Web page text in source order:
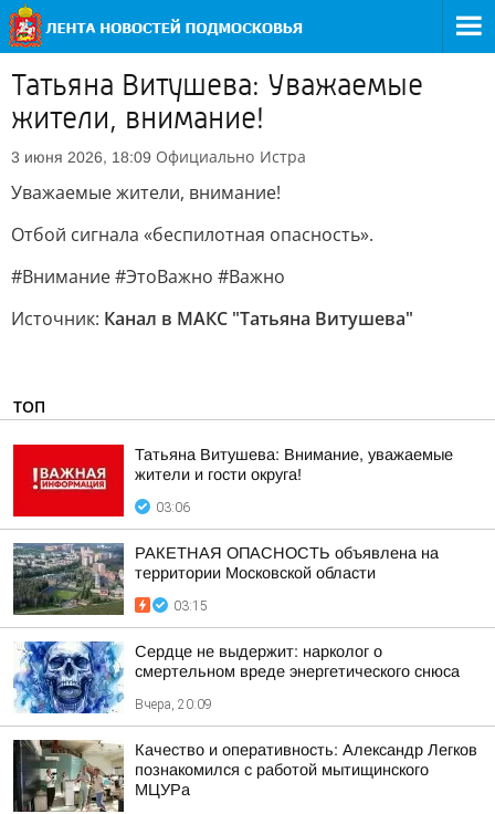
Татьяна Витушева: Уважаемые
жители, внимание!
3 июня 2026, 18:09 Официально Истра
Уважаемые жители, внимание!
Отбой сигнала «беспилотная опасность».
#Внимание #ЭтоВажно #Важно
Источник: Канал в МАКС "Татьяна Витушева"
ТОП
Татьяна Витушева: Внимание, уважаемые
жители и гости округа!
03:06
РАКЕТНАЯ ОПАСНОСТЬ объявлена на
территории Московской области
03:15
Сердце не выдержит: нарколог о
смертельном вреде энергетического снюса
Вчера, 20:09
Качество и оперативность: Александр Легков
познакомился с работой мытищинского
МЦУРа